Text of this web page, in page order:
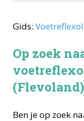
Gids:
Op zoek
Ben je op zoek